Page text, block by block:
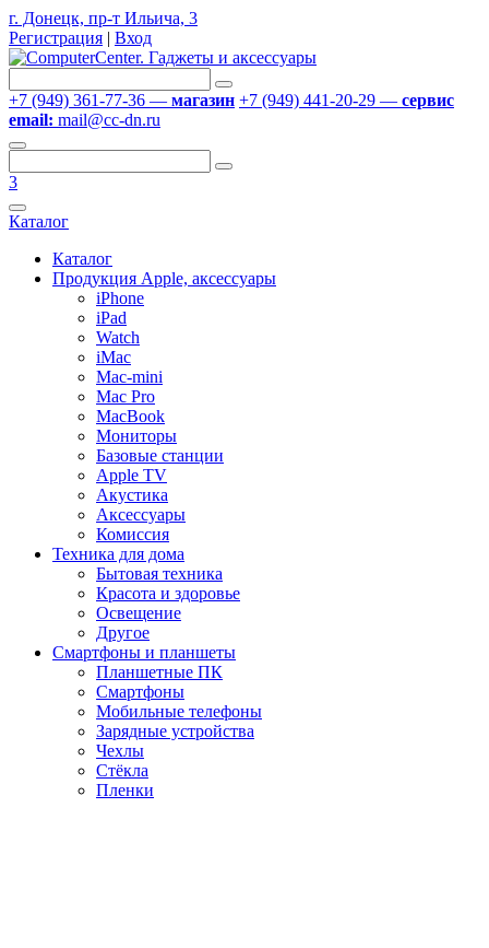
г. Донецк, пр-т Ильича, 3
Регистрация | Вход
+7 (949) 361-77-36 — магазин +7 (949) 441-20-29 — сервис
email: mail@cc-dn.ru
3
Каталог
Каталог
Продукция Apple, аксессуары
iPhone
iPad
Watch
iMac
Mac-mini
Mac Pro
MacBook
Мониторы
Базовые станции
Apple TV
Акустика
Аксессуары
Комиссия
Техника для дома
Бытовая техника
Красота и здоровье
Освещение
Другое
Смартфоны и планшеты
Планшетные ПК
Смартфоны
Мобильные телефоны
Зарядные устройства
Чехлы
Стёкла
Пленки